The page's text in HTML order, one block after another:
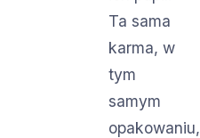
Ta sama
karma, w
tym
samym
opakowaniu,